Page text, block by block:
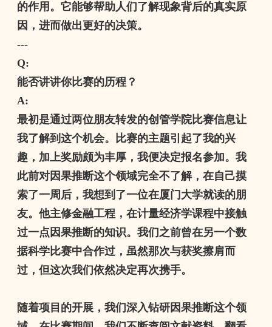
的作用。它能够帮助人们了解现象背后的真实原
因，进而做出更好的决策。
---
Q:
能否讲讲你比赛的历程？
A:
最初是通过两位朋友转发的创管学院比赛信息让
我了解到这个机会。比赛的主题引起了我的兴
趣，加上奖励颇为丰厚，我便决定报名参加。我
此前对因果推断这个领域完全不了解，在自己摸
索了一周后，我想到了一位在厦门大学就读的朋
友。他主修金融工程，在计量经济学课程中接触
过一点因果推断的知识。我们之前曾在另一个数
据科学比赛中合作过，虽然那次与获奖擦肩而
过，但这次我们依然决定再次携手。
随着项目的开展，我们深入钻研因果推断这个领